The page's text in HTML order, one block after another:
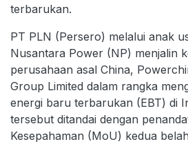
terbarukan.
PT PLN (Persero) melalui anak
Nusantara Power (NP) menjalin
perusahaan asal China,
Group Limited dalam rangka
energi baru terbarukan (EBT) di
tersebut ditandai dengan
Kesepahaman (MoU) kedua